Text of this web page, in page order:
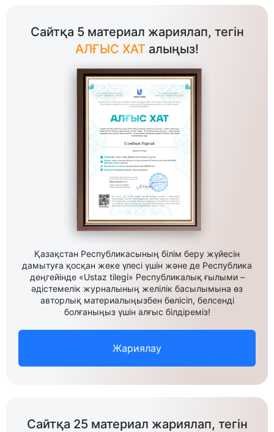
Сайтқа 5 материал жариялап, тегін
АЛҒЫС ХАТ алыңыз!
Қазақстан Республикасының білім беру жүйесін
дамытуға қосқан жеке үлесі үшін және де Республика
деңгейінде «Ustaz tilegi» Республикалық ғылыми –
әдістемелік журналының желілік басылымына өз
авторлық материалыңызбен бөлісіп, белсенді
болғаныңыз үшін алғыс білдіреміз!
Жариялау
Сайтқа 25 материал жариялап, тегін